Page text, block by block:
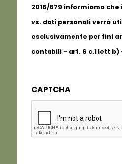
2016/679 informiamo
vs. dati personali verrà
esclusivamente per fini
contabili - art. 6 c.1 lett b)
CAPTCHA